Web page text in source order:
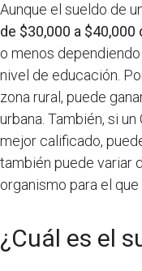
Aunque el sueldo de
de $30,000 a $40,000
o menos
nivel de educación.
zona rural, puede
urbana. También, si
mejor calificado,
también puede variar
organismo para el que
¿Cuál es el